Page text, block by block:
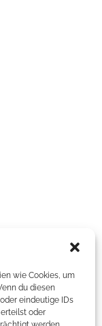
wie Cookies, um
du diesen
eindeutige IDs
oder